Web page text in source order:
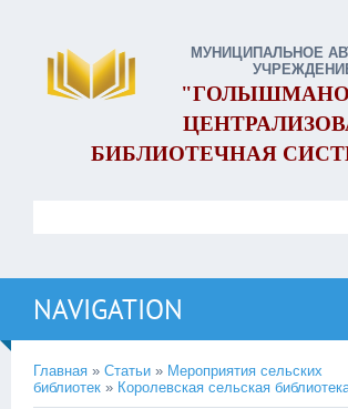
МУНИЦИПАЛЬНОЕ
БИБЛИОТЕЧНАЯ
NAVIGATION
Главная » Статьи » Мероприятия сельских
библиотек » Королевская сельская